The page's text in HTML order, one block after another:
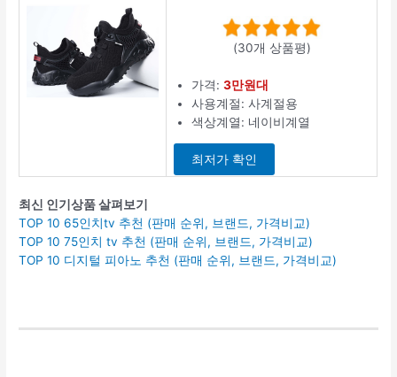
(30개 상품평)
가격:3만원대
사용계절: 사계절용
색상계열: 네이비계열
최저가 확인
최신 인기상품 살펴보기
TOP 10 65인치tv 추천 (판매 순위, 브랜드, 가격비교)
TOP 10 75인치 tv 추천 (판매 순위, 브랜드, 가격비교)
TOP 10 디지털 피아노 추천 (판매 순위, 브랜드, 가격비교)